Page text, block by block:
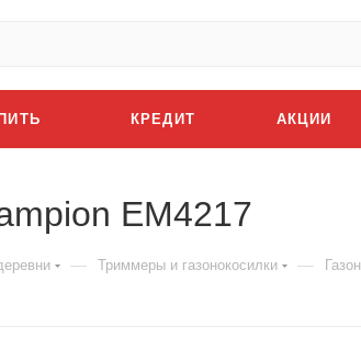
КРЕДИТ АКЦИИ
EM4217
— Триммеры и газонокосилки —